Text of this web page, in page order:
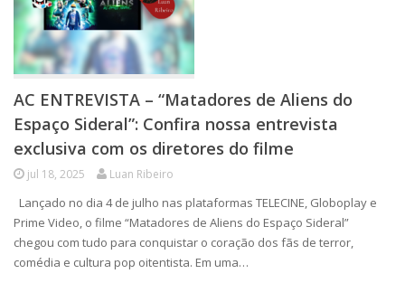
AC ENTREVISTA – “Matadores de Aliens do
Espaço Sideral”: Confira nossa entrevista
exclusiva com os diretores do filme
jul 18, 2025 Luan Ribeiro
Lançado no dia 4 de julho nas plataformas TELECINE, Globoplay e
Prime Video, o filme “Matadores de Aliens do Espaço Sideral”
chegou com tudo para conquistar o coração dos fãs de terror,
comédia e cultura pop oitentista. Em uma…